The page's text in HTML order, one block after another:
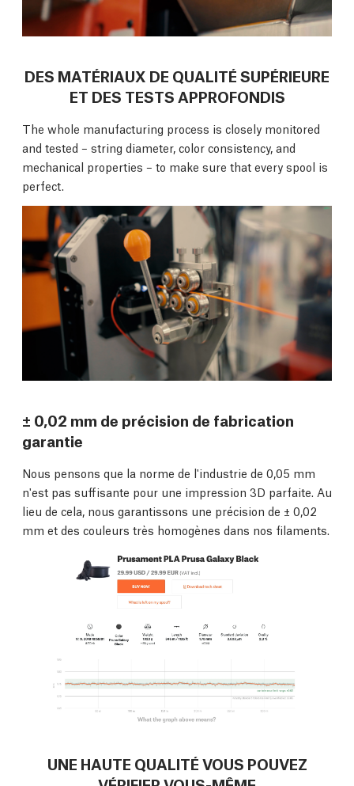
DES MATÉRIAUX DE QUALITÉ SUPÉRIEURE
ET DES TESTS APPROFONDIS
The whole manufacturing process is closely monitored
and tested – string diameter, color consistency, and
mechanical properties – to make sure that every spool is
perfect.
± 0,02 mm de précision de fabrication
garantie
Nous pensons que la norme de l'industrie de 0,05 mm
n'est pas suffisante pour une impression 3D parfaite. Au
lieu de cela, nous garantissons une précision de ± 0,02
mm et des couleurs très homogènes dans nos filaments.
UNE HAUTE QUALITÉ VOUS POUVEZ